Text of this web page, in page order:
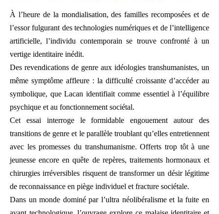
À l’heure de la mondialisation, des familles recomposées et de
l’essor fulgurant des technologies numériques et de l’intelligence
artificielle, l’individu contemporain se trouve confronté à un
vertige identitaire inédit.
Des revendications de genre aux idéologies transhumanistes, un
même symptôme affleure : la difficulté croissante d’accéder au
symbolique, que Lacan identifiait comme essentiel à l’équilibre
psychique et au fonctionnement sociétal.
Cet essai interroge le formidable engouement autour des
transitions de genre et le parallèle troublant qu’elles entretiennent
avec les promesses du transhumanisme. Offerts trop tôt à une
jeunesse encore en quête de repères, traitements hormonaux et
chirurgies irréversibles risquent de transformer un désir légitime
de reconnaissance en piège individuel et fracture sociétale.
Dans un monde dominé par l’ultra néolibéralisme et la fuite en